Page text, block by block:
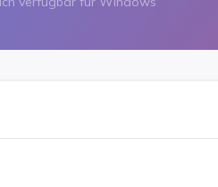
& reparieren
MSP